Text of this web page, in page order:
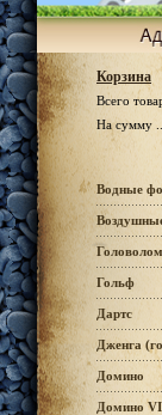
Корзина
Всего
На сумму
Водные
Гольф
Дартс
Дженга
Домино
Домино